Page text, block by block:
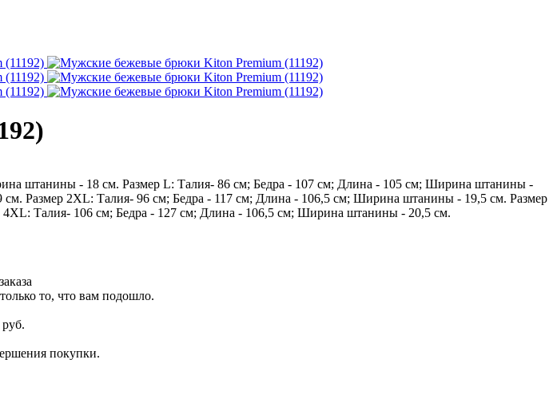
штанины - 18 см. Размер L: Талия- 86 см; Бедра - 107 см; Длина - 105 см; Ширина штанины -
Размер 2XL: Талия- 96 см; Бедра - 117 см; Длина - 106,5 см; Ширина штанины - 19,5 см. Размер
Талия- 106 см; Бедра - 127 см; Длина - 106,5 см; Ширина штанины - 20,5 см.
то, что вам подошло.
покупки.